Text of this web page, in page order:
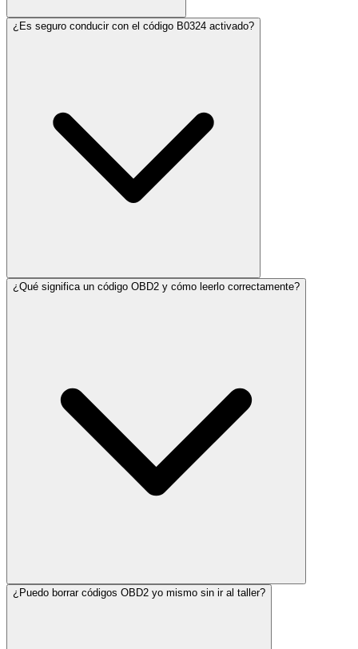
¿Es seguro conducir con el código B0324 activado?
¿Qué significa un código OBD2 y cómo leerlo correctamente?
¿Puedo borrar códigos OBD2 yo mismo sin ir al taller?